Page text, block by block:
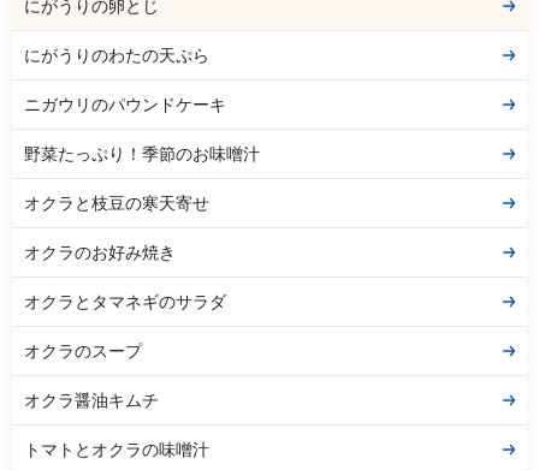
にがうりの卵とじ
にがうりのわたの天ぷら
ニガウリのパウンドケーキ
野菜たっぷり！季節のお味噌汁
オクラと枝豆の寒天寄せ
オクラのお好み焼き
オクラとタマネギのサラダ
オクラのスープ
オクラ醤油キムチ
トマトとオクラの味噌汁